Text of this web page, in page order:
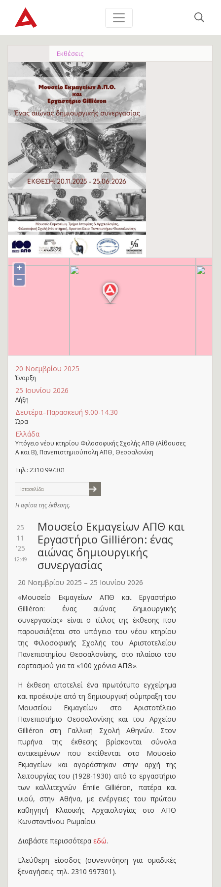
Εκθέσεις
+
−
20 Νοεμβρίου 2025
Έναρξη
25 Ιουνίου 2026
Λήξη
Δευτέρα–Παρασκευή 9.00-14.30
Ώρα
Ελλάδα
Υπόγειο νέου κτηρίου Φιλοσοφικής Σχολής ΑΠΘ (Αίθουσες
Α και Β), Πανεπιστημιούπολη ΑΠΘ, Θεσσαλονίκη
Τηλ.: 2310 997301
Ιστοσελίδα
Η αφίσα της έκθεσης.
25
11
'25
12:49
Μουσείο Εκμαγείων ΑΠΘ και
Εργαστήριο Gilliéron: ένας
αιώνας δημιουργικής
συνεργασίας
20 Νοεμβρίου 2025 – 25 Ιουνίου 2026
«Μουσείο Εκμαγείων ΑΠΘ και Εργαστήριο
Gilliéron: ένας αιώνας δημιουργικής
συνεργασίας» είναι ο τίτλος της έκθεσης που
παρουσιάζεται στο υπόγειο του νέου κτηρίου
της Φιλοσοφικής Σχολής του Αριστοτελείου
Πανεπιστημίου Θεσσαλονίκης, στο πλαίσιο του
εορτασμού για τα «100 χρόνια ΑΠΘ».
Η έκθεση αποτελεί ένα πρωτότυπο εγχείρημα
και προέκυψε από τη δημιουργική σύμπραξη του
Μουσείου Εκμαγείων στο Αριστοτέλειο
Πανεπιστήμιο Θεσσαλονίκης και του Αρχείου
Gilliéron στη Γαλλική Σχολή Αθηνών. Στον
πυρήνα της έκθεσης βρίσκονται σύνολα
αντικειμένων που εκτίθενται στο Μουσείο
Εκμαγείων και αγοράστηκαν στην αρχή της
λειτουργίας του (1928-1930) από το εργαστήριο
των καλλιτεχνών Émile Gilliéron, πατέρα και
υιού, στην Αθήνα, με ενέργειες του πρώτου
καθηγητή Κλασικής Αρχαιολογίας στο ΑΠΘ
Κωνσταντίνου Ρωμαίου.
Διαβάστε περισσότερα εδώ.
Eλεύθερη είσοδος (συνεννόηση για ομαδικές
ξεναγήσεις: τηλ. 2310 997301).